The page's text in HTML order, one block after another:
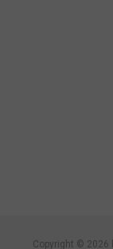
Copyright © 2026